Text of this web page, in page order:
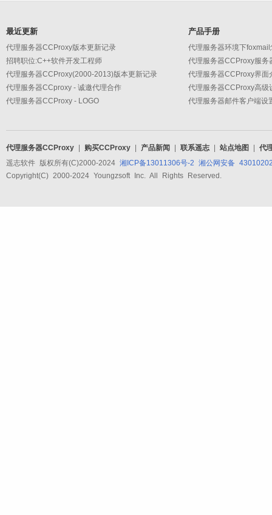
最近更新
代理服务器CCProxy版本更新记录
招聘职位:C++软件开发工程师
代理服务器CCProxy(2000-2013)版本更新记录
代理服务器CCproxy - 诚邀代理合作
代理服务器CCProxy - LOGO
产品手册
代理服务器环境下
代理服务器CCProxy服务
代理服务器CCProxy界面
代理服务器CCProxy 购买CCProxy 产品新闻 联系遥志 站点地图
代
遥志软件 版权所有(C)2000-2024 湘ICP备13011306号-2 湘公网安备
Copyright(C) 2000-2024 Youngzsoft Inc. All Rights Reserved.